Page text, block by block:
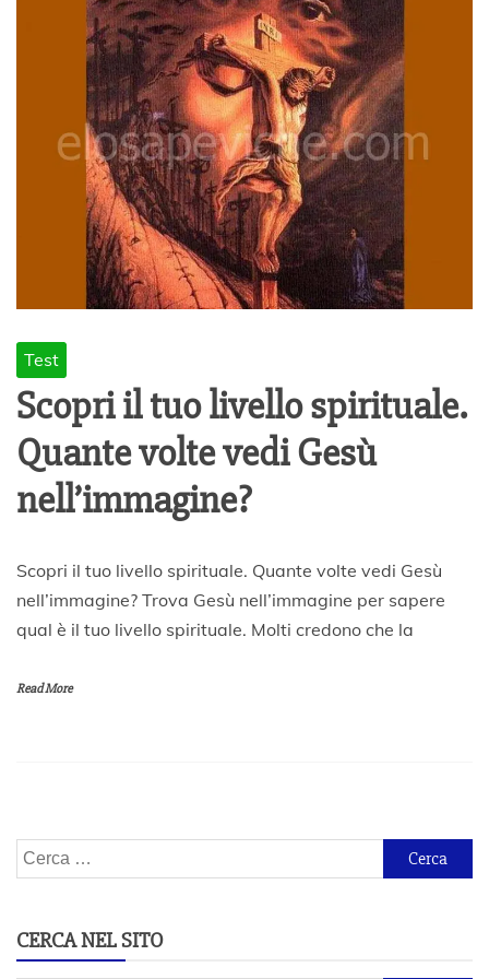
Test
Scopri il tuo livello spirituale.
Quante volte vedi Gesù
nell’immagine?
3
a
g
o
Scopri il tuo livello spirituale. Quante volte vedi Gesù
nell’immagine? Trova Gesù nell’immagine per sapere
qual è il tuo livello spirituale. Molti credono che la
Read More
Ricerca
per:
CERCA NEL SITO